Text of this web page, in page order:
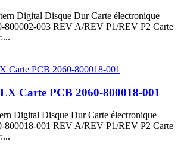
Digital Disque Dur Carte électronique
800002-003 REV A/REV P1/REV P2 Carte
Carte PCB 2060-800018-001
Digital Disque Dur Carte électronique
800018-001 REV A/REV P1/REV P2 Carte